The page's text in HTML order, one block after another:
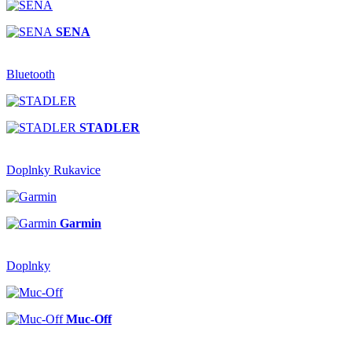
SENA
Bluetooth
STADLER
Doplnky Rukavice
Garmin
Doplnky
Muc-Off